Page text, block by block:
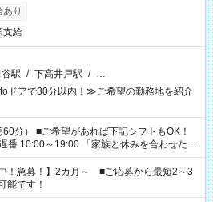
り
支給
駅 / 下高井戸駅 / …
ドアで30分以内！≫ご希望の勤務地を紹介
シフトもOK！
「家族と休みを合わせた
夕飯の準備がしたい」 「できれば残業はし
を教えてくださいね。 ※Wワーク希望
事で希望する勤務時間と、もう1つのお仕事
週40時間を超える場合は応募できません。
中！急募！】2カ月～ ■ご応募から最短2～3
能です！